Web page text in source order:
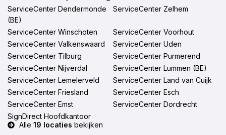
ServiceCenter Dendermonde
(BE)
ServiceCenter Zelhem
ServiceCenter Winschoten
ServiceCenter Voorhout
ServiceCenter Valkenswaard
ServiceCenter Uden
ServiceCenter Tilburg
ServiceCenter Purmerend
ServiceCenter Nijverdal
ServiceCenter Lummen (BE)
ServiceCenter Lemelerveld
ServiceCenter Land van Cuijk
ServiceCenter Friesland
ServiceCenter Esch
ServiceCenter Emst
ServiceCenter Dordrecht
SignDirect Hoofdkantoor
Alle 19 locaties bekijken